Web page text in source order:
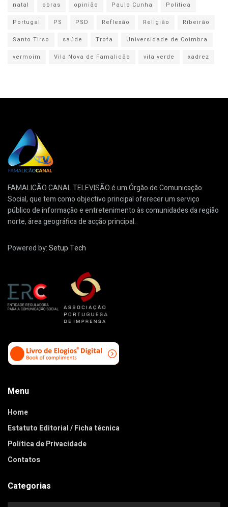
natal
obras opinião Paulo Cunha
Politica
Portugal
PS PSD Reflexão Religião
Ribeirão
Santo Tirso
saúde Trofa
Universidade de Coimbra
vermoim
Vila Nova de Famalicão vila verde xadrez
FAMALICÃO CANAL TELEVISÃO é um Órgão de Comunicação
Social, que tem como objectivo principal oferecer um serviço
público de informação e entretenimento às comunidades da região
norte, área geográfica de acção principal.
Powered by:Setup Tech
Menu
Home
Estatuto Editorial / Ficha técnica
Política de Privacidade
Contatos
Categorias